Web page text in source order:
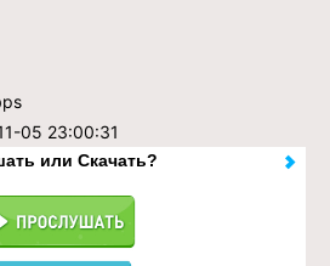
05 23:00:31
или Скачать?